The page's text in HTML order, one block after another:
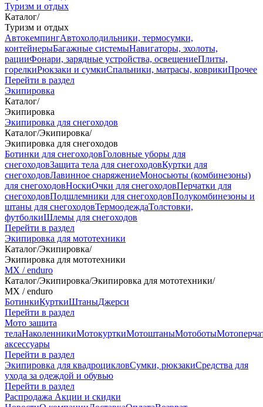
Туризм и отдых
Каталог/
Туризм и отдых
АвтокемпингАвтохолодильники, термосумки,
контейнерыБагажные системыНавигаторы, эхолоты,
рацииФонари, зарядные устройства, освещениеПлиты,
горелкиРюкзаки и сумкиСпальники, матрасы, коврикиПрочее
Перейти в раздел
Экипировка
Каталог/
Экипировка
Экипировка для снегоходов
Каталог/Экипировка/
Экипировка для снегоходов
Ботинки для снегоходовГоловные уборы для
снегоходовЗащита тела для снегоходовКуртки для
снегоходовЛавинное снаряжениеМоносьюты (комбинезоны)
для снегоходовНоскиОчки для снегоходовПерчатки для
снегоходовПодшлемники для снегоходовПолукомбинезоны и
штаны для снегоходовТермоодеждаТолстовки,
футболкиШлемы для снегоходов
Перейти в раздел
Экипировка для мототехники
Каталог/Экипировка/
Экипировка для мототехники
MX / enduro
Каталог/Экипировка/Экипировка для мототехники/
MX / enduro
БотинкиКурткиШтаныДжерси
Перейти в раздел
Мото защита
телаНаколенникиМотокурткиМотоштаныМотоботы
аксессуары
Перейти в раздел
Экипировка для квадроцикловСумки, рюкзакиСредства для
ухода за одеждой и обувью
Перейти в раздел
Распродажа Акции и скидки